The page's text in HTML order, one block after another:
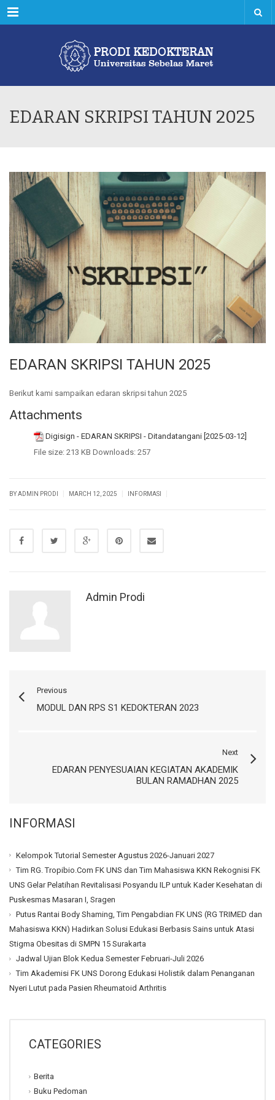
Menu
EDARAN SKRIPSI TAHUN 2025
EDARAN SKRIPSI TAHUN 2025
Berikut kami sampaikan edaran skripsi tahun 2025
Attachments
Digisign - EDARAN SKRIPSI - Ditandatangani [2025-03-12]
File size: 213 KB Downloads: 257
BY ADMIN PRODI MARCH 12, 2025 INFORMASI
Admin Prodi
Previous
MODUL DAN RPS S1 KEDOKTERAN 2023
Next
EDARAN PENYESUAIAN KEGIATAN AKADEMIK
BULAN RAMADHAN 2025
INFORMASI
Kelompok Tutorial Semester Agustus 2026-Januari 2027
Tim RG. Tropibio.Com FK UNS dan Tim Mahasiswa KKN Rekognisi FK
UNS Gelar Pelatihan Revitalisasi Posyandu ILP untuk Kader Kesehatan di
Puskesmas Masaran I, Sragen
Putus Rantai Body Shaming, Tim Pengabdian FK UNS (RG TRIMED dan
Mahasiswa KKN) Hadirkan Solusi Edukasi Berbasis Sains untuk Atasi
Stigma Obesitas di SMPN 15 Surakarta
Jadwal Ujian Blok Kedua Semester Februari-Juli 2026
Tim Akademisi FK UNS Dorong Edukasi Holistik dalam Penanganan
Nyeri Lutut pada Pasien Rheumatoid Arthritis
CATEGORIES
Berita
Buku Pedoman